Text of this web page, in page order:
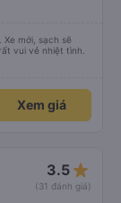
Xe mới, sạch sẽ
vui vẻ nhiệt tình.
Xem giá
3.5 star_rate
(31 đánh giá)